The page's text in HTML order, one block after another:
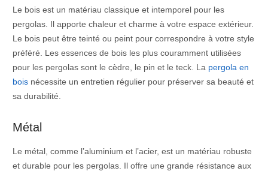
Le bois est un matériau classique et intemporel pour les
pergolas. Il apporte chaleur et charme à votre espace extérieur.
Le bois peut être teinté ou peint pour correspondre à votre style
préféré. Les essences de bois les plus couramment utilisées
pour les pergolas sont le cèdre, le pin et le teck. La pergola en
bois nécessite un entretien régulier pour préserver sa beauté et
sa durabilité.
Métal
Le métal, comme l’aluminium et l’acier, est un matériau robuste
et durable pour les pergolas. Il offre une grande résistance aux